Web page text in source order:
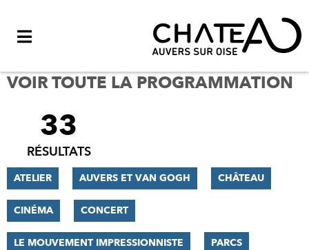
VOIR TOUTE LA PROGRAMMATION
FILTRER
RÉSULTATS
33
RÉSULTATS
ATELIER AUVERS ET VAN GOGH CHÂTEAU
CINÉMA CONCERT
LE MOUVEMENT IMPRESSIONNISTE PARCS